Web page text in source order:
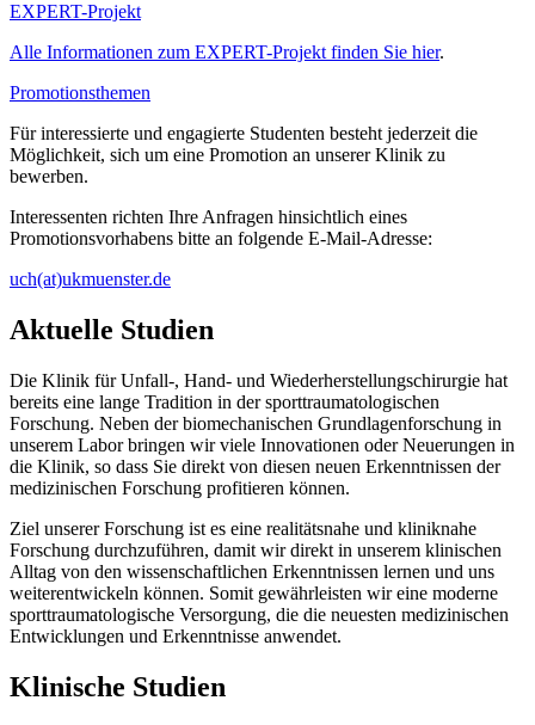
EXPERT-Projekt
Alle Informationen zum EXPERT-Projekt finden Sie hier.
Promotionsthemen
Für interessierte und engagierte Studenten besteht jederzeit die
Möglichkeit, sich um eine Promotion an unserer Klinik zu
bewerben.
Interessenten richten Ihre Anfragen hinsichtlich eines
Promotionsvorhabens bitte an folgende E-Mail-Adresse:
uch(at)ukmuenster.de
Aktuelle Studien
Die Klinik für Unfall-, Hand- und Wiederherstellungschirurgie hat
bereits eine lange Tradition in der sporttraumatologischen
Forschung. Neben der biomechanischen Grundlagenforschung in
unserem Labor bringen wir viele Innovationen oder Neuerungen in
die Klinik, so dass Sie direkt von diesen neuen Erkenntnissen der
medizinischen Forschung profitieren können.
Ziel unserer Forschung ist es eine realitätsnahe und kliniknahe
Forschung durchzuführen, damit wir direkt in unserem klinischen
Alltag von den wissenschaftlichen Erkenntnissen lernen und uns
weiterentwickeln können. Somit gewährleisten wir eine moderne
sporttraumatologische Versorgung, die die neuesten medizinischen
Entwicklungen und Erkenntnisse anwendet.
Klinische Studien